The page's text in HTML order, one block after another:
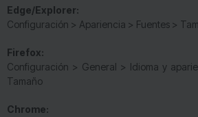
Edge/Explorer:
Configuración > Apariencia > Fuentes >
Firefox:
Configuración > General > Idioma y
Tamaño
Chrome: